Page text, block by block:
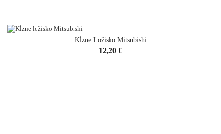
Kĺzne Ložisko Mitsubishi
Cena
12,20 €